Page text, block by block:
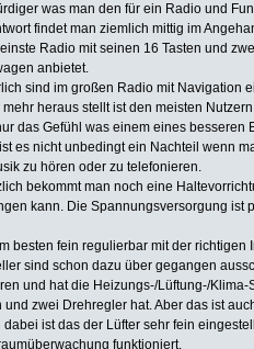
was man den für ein Radio und
findet man ziemlich mittig im
Radio mit seinen 16 Tasten und
anbietet.
sind im großen Radio mit Navigation
mehr heraus stellt ist den meisten
das Gefühl was einem eines besseren
es nicht unbedingt ein Nachteil wenn
zu hören oder zu telefonieren.
bekommt man noch eine
kann. Die Spannungsversorgung ist
besten fein regulierbar mit der
sind schon dazu über gegangen
und hat die Heizungs-/Lüftung-/
und zwei Drehregler hat. Aber das ist
dabei ist das der Lüfter sehr fein
funktioniert.